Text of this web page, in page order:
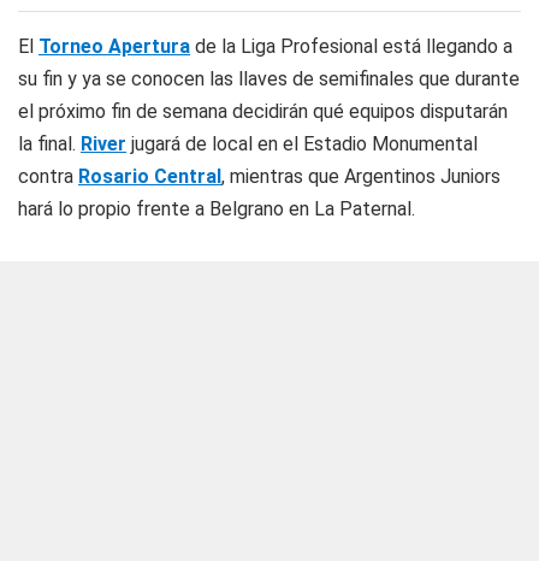
El Torneo Apertura de la Liga Profesional está llegando a
su fin y ya se conocen las llaves de semifinales que durante
el próximo fin de semana decidirán qué equipos disputarán
la final. River jugará de local en el Estadio Monumental
contra Rosario Central, mientras que Argentinos Juniors
hará lo propio frente a Belgrano en La Paternal.